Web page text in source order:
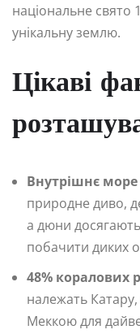
національне свято
унікальну землю.
Цікаві
Внутрішнє
природне диво,
а дюни
побачити диких
48% коралових
належать
Меккою для